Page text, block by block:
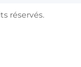
réservés.